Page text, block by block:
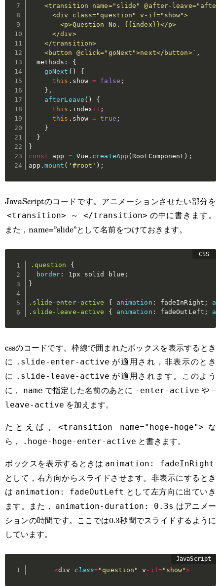
<transition name="slide" @after-
      <div class="question" v-if="show">
        <p>Question No. {{index}}</p>
      </div>
    </transition>
    <button @click="goNext">next</button>`
,
  methods
:
{
goNext ( )
{
this . show = false ;
} ,
afterLeave ( )
{
this . index++ ;
this . show = true ;
}
}
}
const app = Vue . createApp ( RootComponent ) ;
app . mount ( '#root' ) ;
JavaScriptのコードです。アニメーションさせたい部分を
<transition> ～ </transition> の中に書きます。
また，name=”slide”として名前をつけておきます。
.question
{
border : 1px solid blue ;
}
.slide-enter-active { animation : fadeInRight ;
.slide-leave-active
{ animation : fadeOutLeft ;
cssのコードです。枠線で囲まれたボックスを表示するとき
に .slide-enter-active が適用され，非表示のとき
に .slide-leave-active が適用されます。このよう
に，
name で指定した名前のあとに -enter-active や -
leave-active を加えます。
たとえば，
<transition name="hoge-hoge"> な
ら，
.hoge-hoge-enter-active と書きます。
ボックスを表示するときは animation: fadeInRight
として，右方向からスライドさせます。非表示にするとき
は animation: fadeOutLeft として左方向に出ていき
ます。また，
animation-duration: 0.3s はアニメー
ションの時間です。ここでは0.3秒間でスライドするように
しています。
<div class="question" v - if="show">